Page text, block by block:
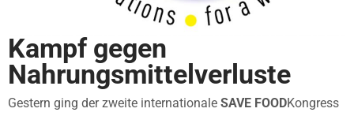
Kampf gegen
Nahrungsmittelverluste
Gestern ging der zweite internationale SAVE FOODKongress